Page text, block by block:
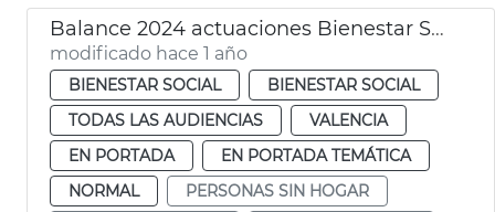
Balance 2024 actuaciones Bienestar Social
modificado hace 1 año
BIENESTAR SOCIAL
BIENESTAR SOCIAL
TODAS LAS AUDIENCIAS
VALENCIA
EN PORTADA
EN PORTADA TEMÁTICA
NORMAL
PERSONAS SIN HOGAR